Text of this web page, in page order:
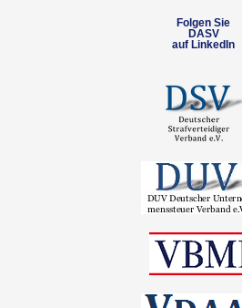
Folgen Sie
DASV
auf LinkedIn